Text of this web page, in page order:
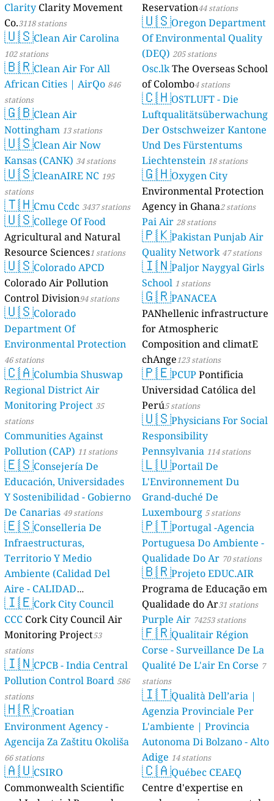
Clarity Clarity Movement
Co.3118 stations
🇺🇸Clean Air Carolina
102 stations
🇧🇷Clean Air For All
African Cities | AirQo 846
stations
🇬🇧Clean Air
Nottingham 13 stations
🇺🇸Clean Air Now
Kansas (CANK) 34 stations
🇺🇸CleanAIRE NC 195
stations
🇹🇭Cmu Ccdc 3437 stations
🇺🇸College Of Food
Agricultural and Natural
Resource Sciences1 stations
🇺🇸Colorado APCD
Colorado Air Pollution
Control Division94 stations
🇺🇸Colorado
Department Of
Environmental Protection
46 stations
🇨🇦Columbia Shuswap
Regional District Air
Monitoring Project 35
stations
Communities Against
Pollution (CAP) 11 stations
🇪🇸Consejería De
Educación, Universidades
Y Sostenibilidad - Gobierno
De Canarias 49 stations
🇪🇸Conselleria De
Infraestructuras,
Territorio Y Medio
Ambiente (Calidad Del
Aire - CALIDAD
AMBIENTAL) 23 stations
🇮🇪Cork City Council
CCC Cork City Council Air
Monitoring Project53
stations
🇮🇳CPCB - India Central
Pollution Control Board 586
stations
🇭🇷Croatian
Environment Agency -
Agencija Za Zaštitu Okoliša
66 stations
🇦🇺CSIRO
Commonwealth Scientific
Reservation44 stations
🇺🇸Oregon Department
Of Environmental Quality
(DEQ) 205 stations
Osc.lkThe Overseas School
of Colombo4 stations
🇨🇭OSTLUFT - Die
Luftqualitätsüberwachung
Der Ostschweizer Kantone
Und Des Fürstentums
Liechtenstein 18 stations
🇬🇭Oxygen City
Environmental Protection
Agency in Ghana2 stations
Pai Air 28 stations
🇵🇰Pakistan Punjab Air
Quality Network 47 stations
🇮🇳Paljor Naygyal Girls
School 1 stations
🇬🇷PANACEA
PANhellenic infrastructure
for Atmospheric
Composition and climatE
chAnge123 stations
🇵🇪PCUP Pontificia
Universidad Católica del
Perú5 stations
🇺🇸Physicians For Social
Responsibility
Pennsylvania 114 stations
🇱🇺Portail De
L'Environnement Du
Grand-duché De
Luxembourg 5 stations
🇵🇹Portugal -Agencia
Portuguesa Do Ambiente -
Qualidade Do Ar 70 stations
🇧🇷Projeto EDUC.AIR
Programa de Educação em
Qualidade do Ar31 stations
Purple Air 74253 stations
🇫🇷Qualitair Région
Corse - Surveillance De La
Qualité De L'air En Corse 7
stations
🇮🇹Qualità Dell’aria |
Agenzia Provinciale Per
L'ambiente | Provincia
Autonoma Di Bolzano - Alto
Adige 14 stations
🇨🇦Québec CEAEQ
Centre d'expertise en